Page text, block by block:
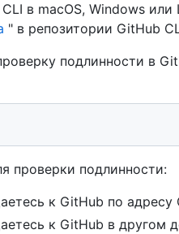
в macOS, Windows
" в репозитории GitHub
подлинности в
проверки подлинности:
к GitHub по адресу
к GitHub в другом